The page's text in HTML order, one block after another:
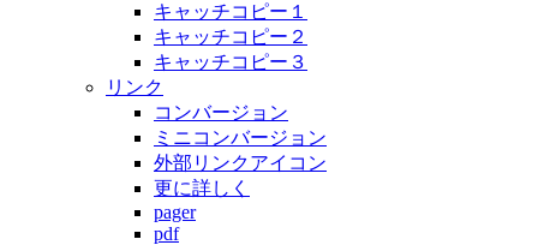
キャッチコピー１
キャッチコピー２
キャッチコピー３
リンク
コンバージョン
ミニコンバージョン
外部リンクアイコン
更に詳しく
pager
pdf